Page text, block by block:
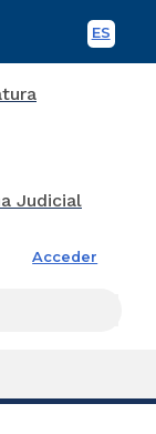
ES
Acceder